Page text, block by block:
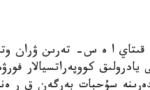
قىتاي ا ە س- تەرىن ۋران
سۇحبات بەرگەن ق ر